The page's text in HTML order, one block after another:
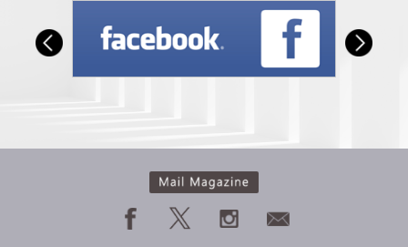
人から否定されないエネル
【私のヘミシンク体験】フ
で身を投げた過去世の自分